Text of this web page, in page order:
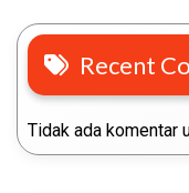
Recent
Tidak ada komentar